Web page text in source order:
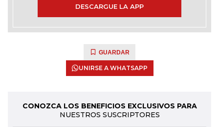
DESCARGUE LA APP
GUARDAR
UNIRSE A WHATSAPP
CONOZCA LOS BENEFICIOS EXCLUSIVOS PARA
NUESTROS SUSCRIPTORES